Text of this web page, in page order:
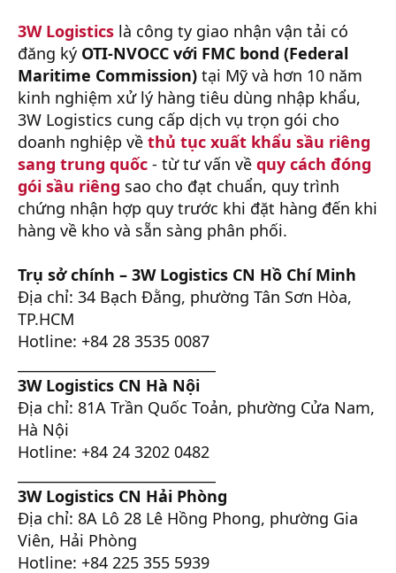
3W Logistics là công ty giao nhận vận tải có
đăng ký OTI-NVOCC với FMC bond (Federal
Maritime Commission) tại Mỹ và hơn 10 năm
kinh nghiệm xử lý hàng tiêu dùng nhập khẩu,
3W Logistics cung cấp dịch vụ trọn gói cho
doanh nghiệp về thủ tục xuất khẩu sầu riêng
sang trung quốc - từ tư vấn về quy cách đóng
gói sầu riêng sao cho đạt chuẩn, quy trình
chứng nhận hợp quy trước khi đặt hàng đến khi
hàng về kho và sẵn sàng phân phối.
Trụ sở chính – 3W Logistics CN Hồ Chí Minh
Địa chỉ: 34 Bạch Đằng, phường Tân Sơn Hòa,
TP.HCM
Hotline: +84 28 3535 0087
3W Logistics CN Hà Nội
Địa chỉ: 81A Trần Quốc Toản, phường Cửa Nam,
Hà Nội
Hotline: +84 24 3202 0482
3W Logistics CN Hải Phòng
Địa chỉ: 8A Lô 28 Lê Hồng Phong, phường Gia
Viên, Hải Phòng
Hotline: +84 225 355 5939